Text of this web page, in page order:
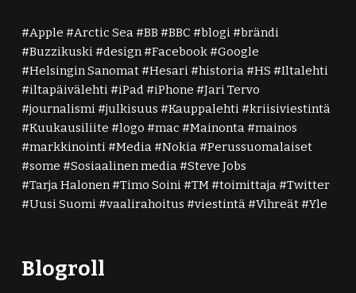
Apple Arctic Sea BB BBC blogi
brändi
Buzzikuski
design Facebook
Google
Helsingin Sanomat
Hesari historia HS
Iltalehti
iltapäivälehti
iPad iPhone
Jari Tervo
journalismi
julkisuus Kauppalehti
kriisiviestintä
Kuukausiliite
logo mac Mainonta
mainos
markkinointi
Media Nokia
Perussuomalaiset
some
Sosiaalinen media
Steve Jobs
Tarja Halonen
Timo Soini TM toimittaja
Twitter
Uusi Suomi
vaalirahoitus viestintä Vihreät Yle
Blogroll